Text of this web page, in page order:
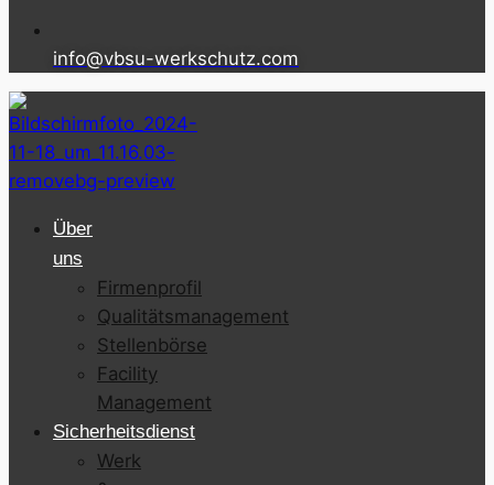
info@vbsu-werkschutz.com
Über
uns
Firmenprofil
Qualitätsmanagement
Stellenbörse
Facility
Management
Sicherheitsdienst
Werk